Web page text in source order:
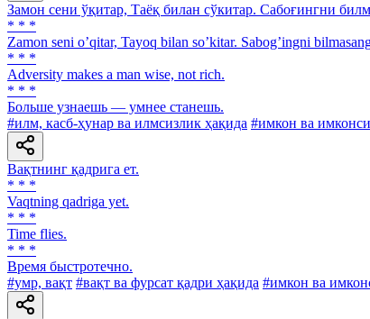
Замон сени ўқитар, Таёқ билан сўкитар. Сабоғингни
* * *
Zamon seni oʼqitar, Tayoq bilan soʼkitar. Sabogʼingni
* * *
Adversity makes a man wise, not rich.
* * *
Больше узнаешь — умнее станешь.
#илм, касб-ҳунар ва илмсизлик ҳақида #имкон ва
Вақтнинг қадрига ет.
* * *
Vaqtning qadriga yet.
* * *
Time flies.
* * *
Время быстротечно.
#умр, вақт #вақт ва фурсат қадри ҳақида #имкон ва